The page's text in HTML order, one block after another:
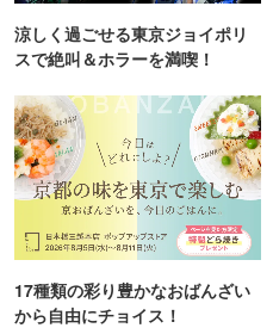
涼しく過ごせる東京ジョイポリ
スで絶叫＆ホラーを満喫！
17種類の彩り豊かなおばんざい
から自由にチョイス！